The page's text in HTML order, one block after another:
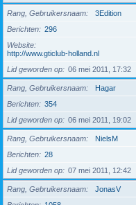
Rang, Gebruikersnaam
3Edition
Berichten
296
Website
http://www.gticlub-holland.nl
Lid geworden op
06 mei 2011, 17:32
Rang, Gebruikersnaam
Hagar
Berichten
354
Lid geworden op
06 mei 2011, 19:02
Rang, Gebruikersnaam
NielsM
Berichten
28
Lid geworden op
07 mei 2011, 12:42
Rang, Gebruikersnaam
JonasV